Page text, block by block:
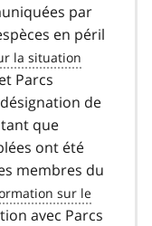
par
en péril
Parcs
de
que
ont été
membres du
avec Parcs